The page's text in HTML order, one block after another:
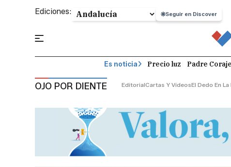
Ediciones: Seguir en Discover
Es noticia Precio luz Padre Coraje
OJO POR DIENTE EditorialCartas Y VídeosEl Dedo En La